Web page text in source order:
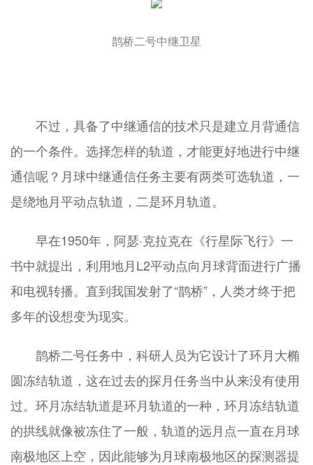
鹊桥二号中继卫星
不过，具备了中继通信的技术只是建立月背通信
的一个条件。选择怎样的轨道，才能更好地进行中继
通信呢？月球中继通信任务主要有两类可选轨道，一
是绕地月平动点轨道，二是环月轨道。
早在1950年，阿瑟·克拉克在《行星际飞行》一
书中就提出，利用地月L2平动点向月球背面进行广播
和电视转播。直到我国发射了“鹊桥”，人类才终于把
多年的设想变为现实。
鹊桥二号任务中，科研人员为它设计了环月大椭
圆冻结轨道，这在过去的探月任务当中从来没有使用
过。环月冻结轨道是环月轨道的一种，环月冻结轨道
的拱线就像被冻住了一般，轨道的远月点一直在月球
南极地区上空，因此能够为月球南极地区的探测器提